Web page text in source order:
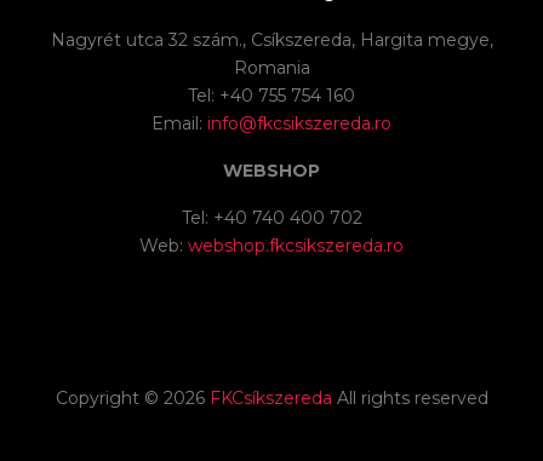
Nagyrét utca 32 szám., Csíkszereda, Hargita megye,
Romania
Tel: +40 755 754 160
Email: info@fkcsikszereda.ro
WEBSHOP
Tel: +40 740 400 702
Web: webshop.fkcsikszereda.ro
Copyright © 2026 FKCsíkszereda All rights reserved